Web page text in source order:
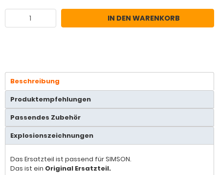
IN DEN WARENKORB
Beschreibung
Produktempfehlungen
Passendes Zubehör
Explosionszeichnungen
Das Ersatzteil ist passend für SIMSON.
Das ist ein Original Ersatzteil.